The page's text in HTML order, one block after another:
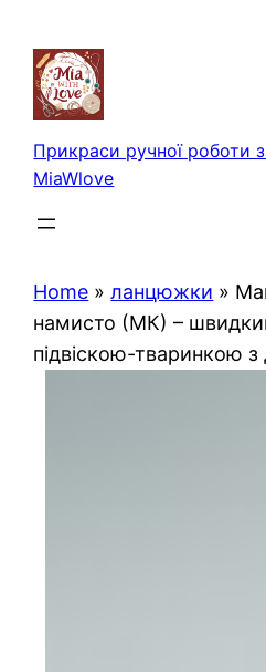
вмісту
Прикраси ручної роботи з
MiaWlove
Home »ланцюжки »
намисто (МК) –
підвіскою-тваринкою з